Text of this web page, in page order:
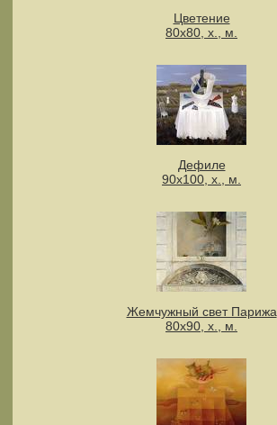
Цветение
80х80, х., м.
Дефиле
90х100, х., м.
Жемчужный свет Парижа
80х90, х., м.